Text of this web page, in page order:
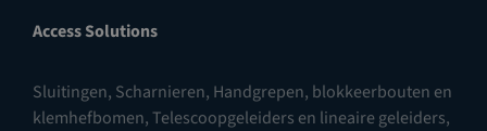
Access Solutions
Sluitingen, Scharnieren, Handgrepen, blokkeerbouten en
klemhefbomen,Telescoopgeleiders en lineaire geleiders,